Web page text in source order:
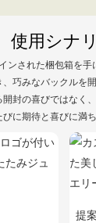
使用シナ
ンされた梱包箱を
巧みなバックルを
封の喜びではなく
に期待と喜びに満
提